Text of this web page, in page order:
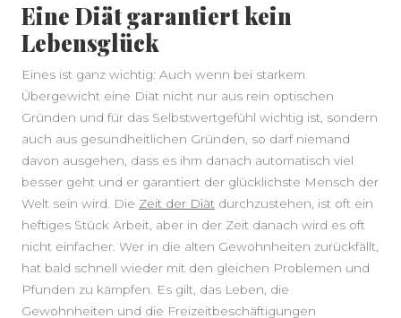
Eine Diät garantiert kein
Lebensglück
Eines ist ganz wichtig: Auch wenn bei starkem
Übergewicht eine Diät nicht nur aus rein optischen
Gründen und für das Selbstwertgefühl wichtig ist, sondern
auch aus gesundheitlichen Gründen, so darf niemand
davon ausgehen, dass es ihm danach automatisch viel
besser geht und er garantiert der glücklichste Mensch der
Welt sein wird. Die Zeit der Diät durchzustehen, ist oft ein
heftiges Stück Arbeit, aber in der Zeit danach wird es oft
nicht einfacher. Wer in die alten Gewohnheiten zurückfällt,
hat bald schnell wieder mit den gleichen Problemen und
Pfunden zu kämpfen. Es gilt, das Leben, die
Gewohnheiten und die Freizeitbeschäftigungen